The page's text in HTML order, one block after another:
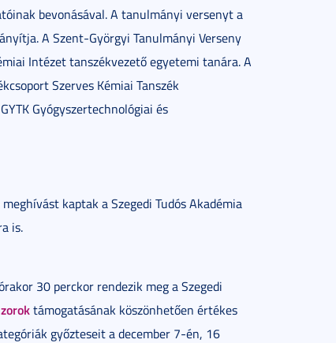
bevonásával. A tanulmányi versenyt a
A Szent-Györgyi Tanulmányi Verseny
Intézet tanszékvezető egyetemi tanára. A
Szerves Kémiai Tanszék
Gyógyszertechnológiai és
kaptak a Szegedi Tudós Akadémia
is.
30 perckor rendezik meg a Szegedi
támogatásának köszönhetően értékes
győzteseit a december 7-én, 16